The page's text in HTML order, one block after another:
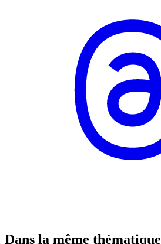
Dans la même thématique